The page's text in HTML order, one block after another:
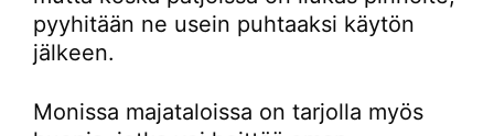
pyyhitään ne usein puhtaaksi käytön
jälkeen.
Monissa majataloissa on tarjolla myös